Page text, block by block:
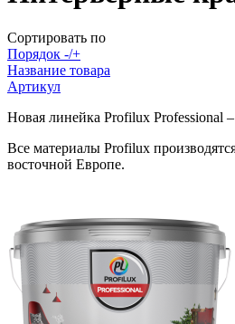
Сортировать по
Порядок -/+
Название товара
Артикул
Новая линейка Profilux Professional
Все материалы Profilux
восточной Европе.